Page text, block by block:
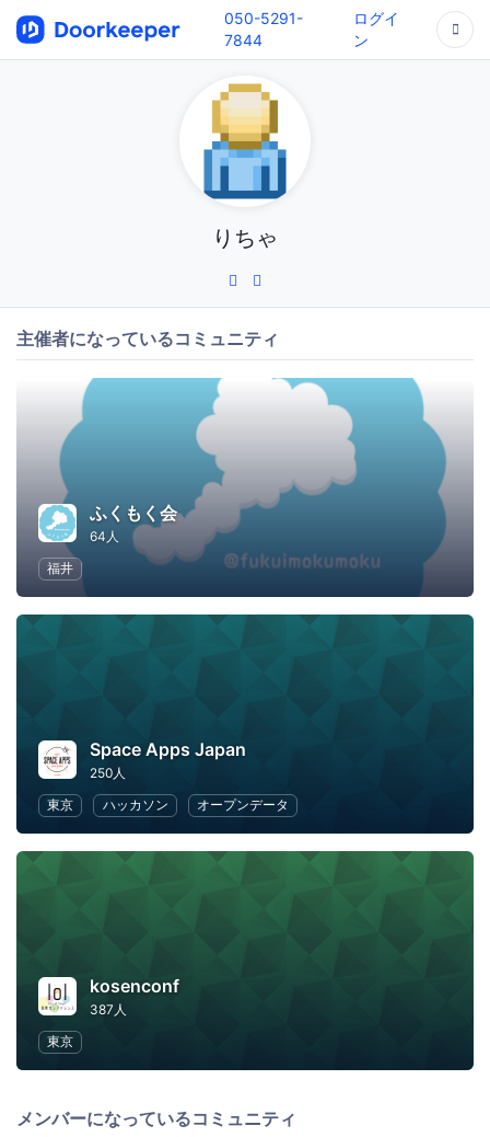
050-5291-
7844
ログイ
ン
りちゃ
主催者になっているコミュニティ
ふくもく会
64人
福井
Space Apps Japan
250人
東京
ハッカソン オープンデータ
kosenconf
387人
東京
メンバーになっているコミュニティ